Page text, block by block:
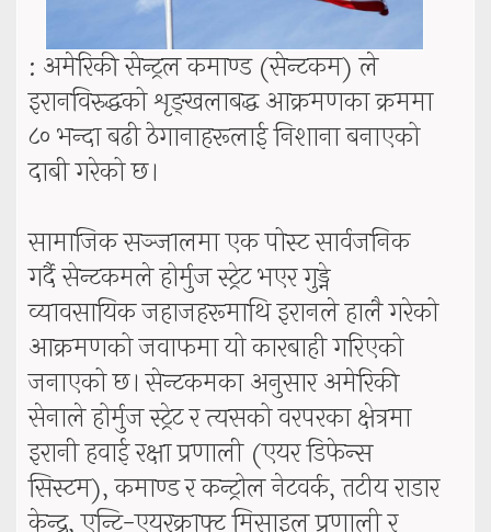
: अमेरिकी सेन्ट्रल कमाण्ड (सेन्टकम) ले
इरानविरुद्धको शृङ्खलाबद्ध आक्रमणका क्रममा
८० भन्दा बढी ठेगानाहरूलाई निशाना बनाएको
दाबी गरेको छ।
सामाजिक सञ्जालमा एक पोस्ट सार्वजनिक
गर्दै सेन्टकमले होर्मुज स्ट्रेट भएर गुड्ने
व्यावसायिक जहाजहरूमाथि इरानले हालै गरेको
आक्रमणको जवाफमा यो कारबाही गरिएको
जनाएको छ। सेन्टकमका अनुसार अमेरिकी
सेनाले होर्मुज स्ट्रेट र त्यसको वरपरका क्षेत्रमा
इरानी हवाई रक्षा प्रणाली (एयर डिफेन्स
सिस्टम), कमाण्ड र कन्ट्रोल नेटवर्क, तटीय राडार